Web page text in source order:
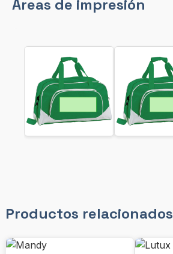
Áreas de impresión
Productos relacionados